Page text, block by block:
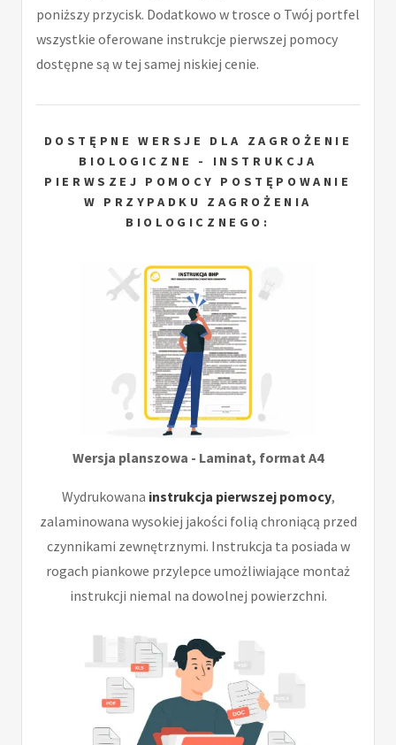
poniższy przycisk. Dodatkowo w trosce o Twój portfel
wszystkie oferowane instrukcje pierwszej pomocy
dostępne są w tej samej niskiej cenie.
DOSTĘPNE WERSJE DLA ZAGROŻENIE
BIOLOGICZNE - INSTRUKCJA
PIERWSZEJ POMOCY POSTĘPOWANIE
W PRZYPADKU ZAGROŻENIA
BIOLOGICZNEGO:
Wersja planszowa - Laminat, format A4
Wydrukowana instrukcja pierwszej pomocy,
zalaminowana wysokiej jakości folią chroniącą przed
czynnikami zewnętrznymi. Instrukcja ta posiada w
rogach piankowe przylepce umożliwiające montaż
instrukcji niemal na dowolnej powierzchni.